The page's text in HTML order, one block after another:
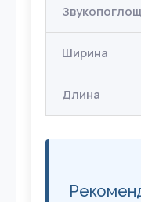
Ширина
Длина